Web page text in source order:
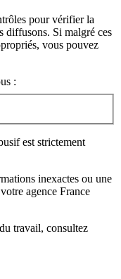
pour vérifier la
diffusons. Si malgré ces
vous pouvez
:
est strictement
inexactes ou une
agence France
travail, consultez